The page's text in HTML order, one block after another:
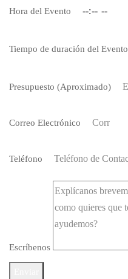
Hora del Evento
Tiempo de duración del Evento
Presupuesto (Aproximado)
Correo Electrónico
Teléfono
Escríbenos